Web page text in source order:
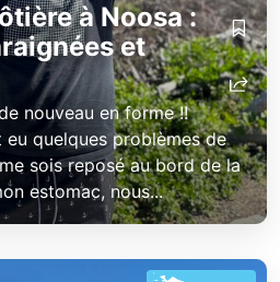
à Noosa :
et
nouveau en forme !!
quelques problèmes de
sois reposé au bord de la
estomac, nous...